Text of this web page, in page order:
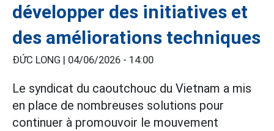
développer des initiatives et
des améliorations techniques
ĐỨC LONG | 04/06/2026 - 14:00
Le syndicat du caoutchouc du Vietnam a mis
en place de nombreuses solutions pour
continuer à promouvoir le mouvement